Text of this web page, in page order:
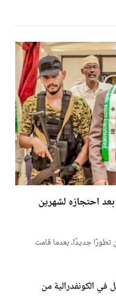
احتجازه لشهرين
جديدًا، بعدما قامت
في الكونفدرالية من